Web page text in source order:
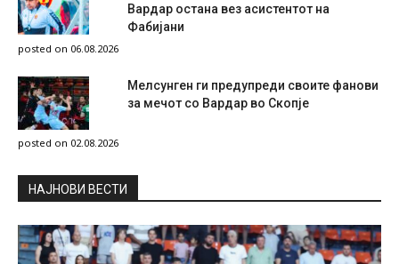
Вардар остана вез асистентот на
Фабијани
posted on 06.08.2026
Мелсунген ги предупреди своите фанови
за мечот со Вардар во Скопје
posted on 02.08.2026
НAЈНОВИ ВЕСТИ